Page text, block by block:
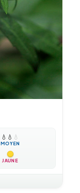
💧 💧 💧
MOYEN
JAUNE